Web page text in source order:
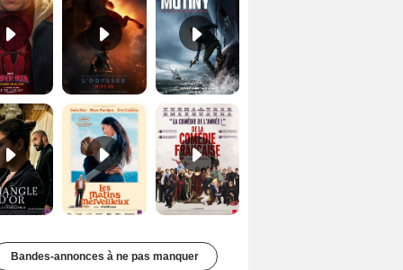
Les Matins merveilleux Bande-annonce VF De la Comédie-Française Teaser VF
Bandes-annonces à ne pas manquer